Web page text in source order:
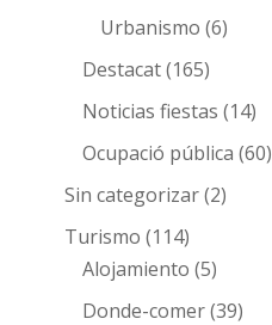
Urbanismo (6)
Destacat(165)
Noticias fiestas (14)
Ocupació pública (60)
Sin categorizar(2)
Turismo (114)
Alojamiento (5)
Donde-comer(39)